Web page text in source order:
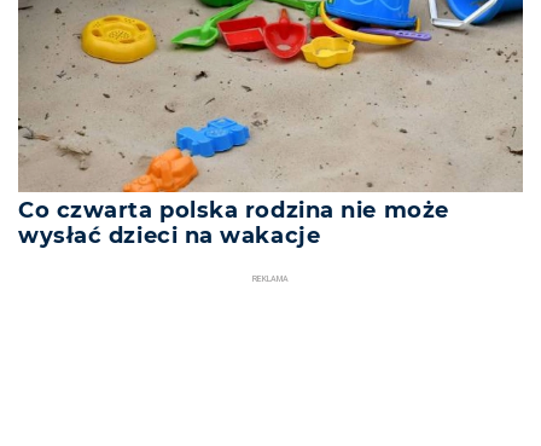
Co czwarta polska rodzina nie może
wysłać dzieci na wakacje
REKLAMA